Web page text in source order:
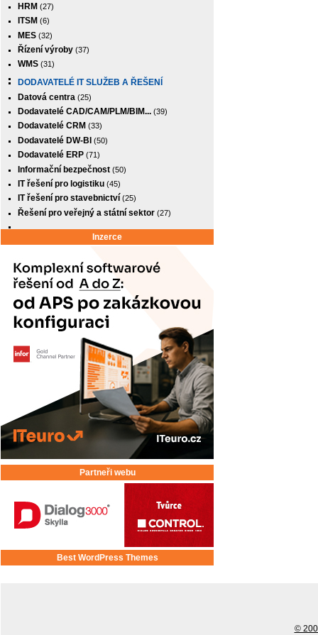
HRM (27)
ITSM (6)
MES (32)
Řízení výroby (37)
WMS (31)
DODAVATELÉ IT SLUŽEB A ŘEŠENÍ
Datová centra (25)
Dodavatelé CAD/CAM/PLM/BIM... (39)
Dodavatelé CRM (33)
Dodavatelé DW-BI (50)
Dodavatelé ERP (71)
Informační bezpečnost (50)
IT řešení pro logistiku (45)
IT řešení pro stavebnictví (25)
Řešení pro veřejný a státní sektor (27)
Inzerce
Partneři webu
Best WordPress Themes
©